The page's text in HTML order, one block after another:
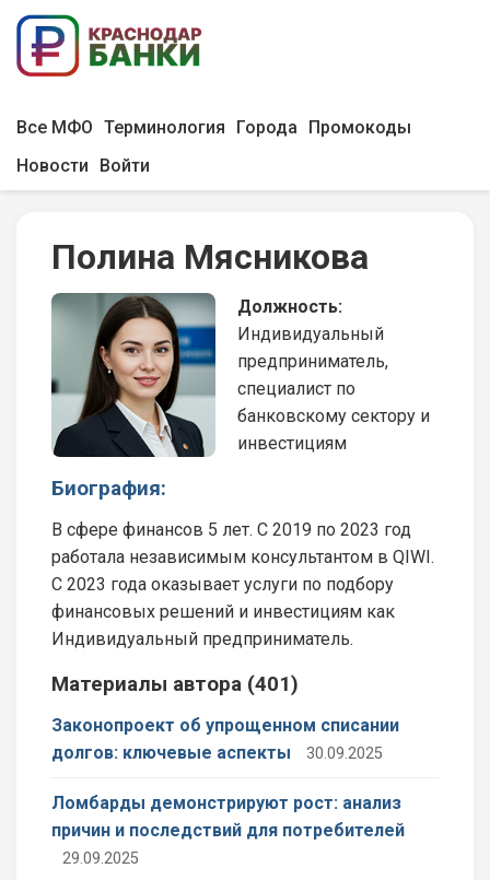
Все МФО Терминология Города
Промокоды
Новости
Войти
Полина Мясникова
Должность:
Индивидуальный
предприниматель,
специалист по
банковскому сектору и
инвестициям
Биография:
В сфере финансов 5 лет. С 2019 по 2023 год
работала независимым консультантом в QIWI.
С 2023 года оказывает услуги по подбору
финансовых решений и инвестициям как
Индивидуальный предприниматель.
Материалы автора (401)
Законопроект об упрощенном списании
долгов: ключевые аспекты
30.09.2025
Ломбарды демонстрируют рост: анализ
причин и последствий для потребителей
29.09.2025